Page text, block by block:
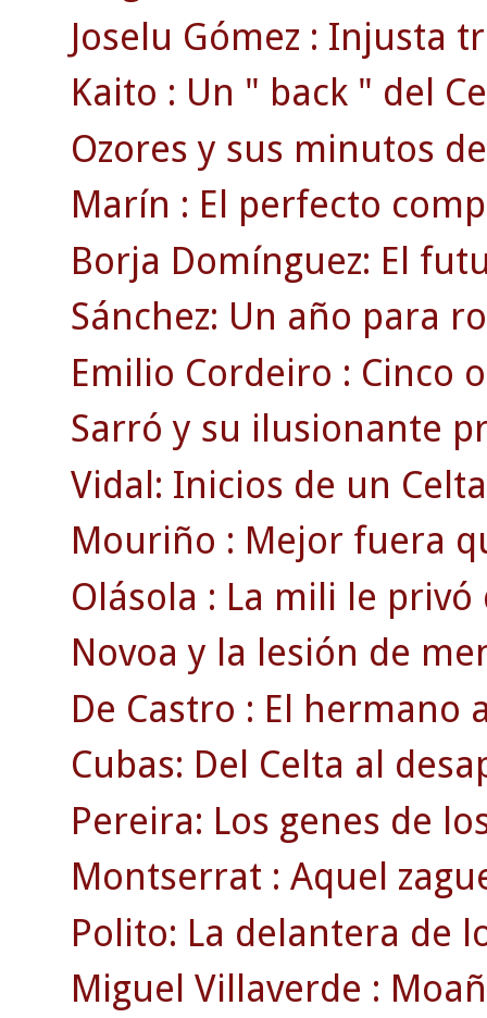
Joselu Gómez : Injusta
Kaito : Un " back " del
Ozores y sus minutos
Marín : El perfecto
Borja Domínguez: El
Sánchez: Un año para
Emilio Cordeiro : Cinco
Sarró y su ilusionante
Vidal: Inicios de un
Mouriño : Mejor fuera
Olásola : La mili le
Novoa y la lesión de
De Castro : El hermano
Cubas: Del Celta al
Pereira: Los genes de
Montserrat : Aquel
Polito: La delantera de
Miguel Villaverde :